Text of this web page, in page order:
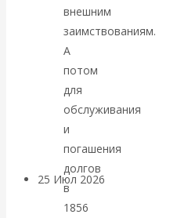
КАтасонов.
Может ли
Америка
покинуть НАТО?
25 Июл 2026
внешним
заимствованиям.
А
потом
для
обслуживания
и
погашения
долгов
в
1856